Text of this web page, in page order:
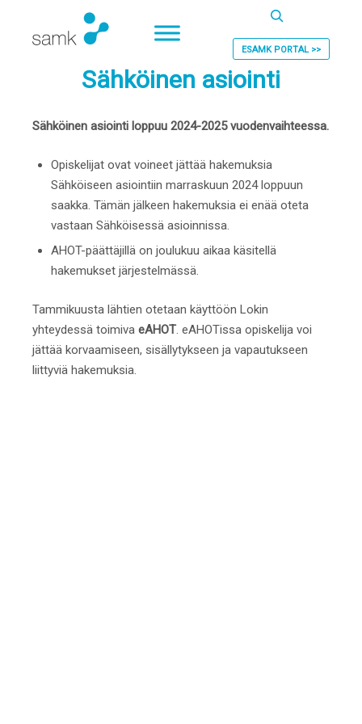
Haku
ESAMK PORTAL >>
Sähköinen asiointi
Sähköinen asiointi loppuu 2024-2025 vuodenvaihteessa.
Opiskelijat ovat voineet jättää hakemuksia
Sähköiseen asiointiin marraskuun 2024 loppuun
saakka. Tämän jälkeen hakemuksia ei enää oteta
vastaan Sähköisessä asioinnissa.
AHOT-päättäjillä on joulukuu aikaa käsitellä
hakemukset järjestelmässä.
Tammikuusta lähtien otetaan käyttöön Lokin
yhteydessä toimiva eAHOT. eAHOTissa opiskelija voi
jättää korvaamiseen, sisällytykseen ja vapautukseen
liittyviä hakemuksia.